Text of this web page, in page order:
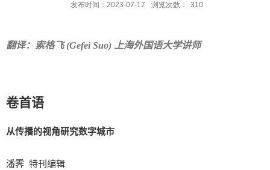
发布时间：2023-07-17 浏览次数： 310
翻译：索格飞 (Gefei Suo) 上海外国语大学讲师
卷首语
从传播的视角研究数字城市
潘霁 特刊编辑